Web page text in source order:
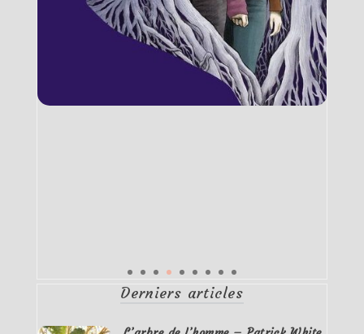
Derniers articles